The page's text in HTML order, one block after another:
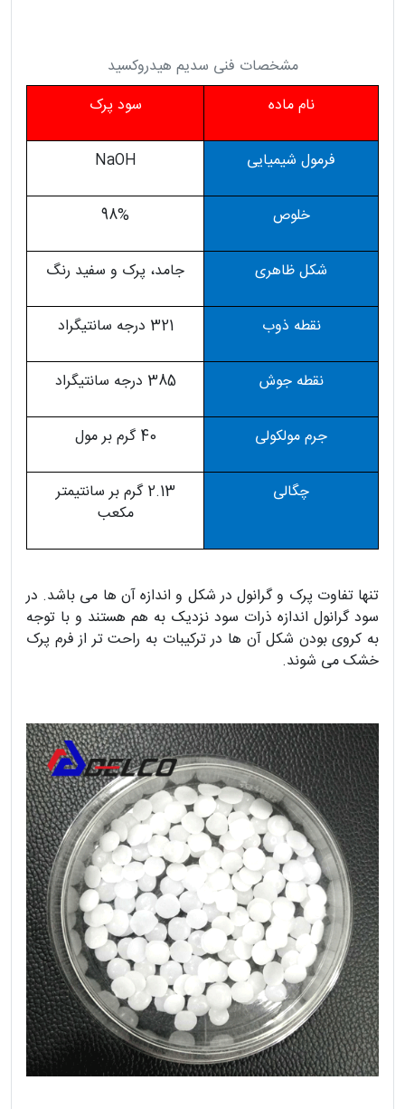
مشخصات فنی سدیم هیدروکسید
نام ماده
سود پرک
فرمول شیمیایی NaOH
خلوص 98%
شکل ظاهری جامد، پرک و سفید رنگ
نقطه ذوب 321 درجه سانتیگراد
نقطه جوش 385 درجه سانتیگراد
جرم مولکولی 40گرم بر مول
چگالی 2.13گرم بر سانتیمتر
مکعب
تنها تفاوت پرک و گرانول در شکل و اندازه آن ها می باشد. در
سود گرانول اندازه ذرات سود نزدیک به هم هستند و با توجه
به کروی بودن شکل آن ها در ترکیبات به راحت تر از فرم پرک
خشک می شوند.